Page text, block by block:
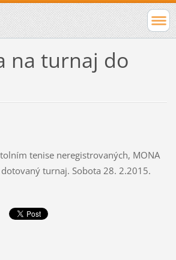
na turnaj do
tenise neregistrovaných, MONA
turnaj. Sobota 28. 2.2015.